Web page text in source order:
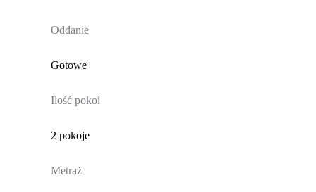
Oddanie
Gotowe
Ilość pokoi
2 pokoje
Metraż